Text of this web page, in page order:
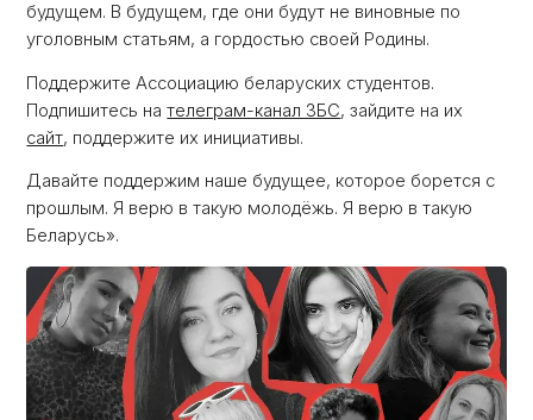
будущем. В будущем, где они будут не виновные по
уголовным статьям, а гордостью своей Родины.
Поддержите Ассоциацию беларуских студентов.
Подпишитесь нателеграм-канал ЗБС, зайдите на их
сайт, поддержите их инициативы.
Давайте поддержим наше будущее, которое борется с
прошлым. Я верю в такую ​​молодёжь. Я верю в такую ​​
Беларусь».